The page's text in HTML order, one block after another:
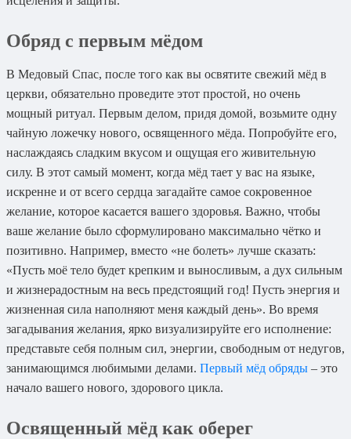
Обряд с первым мёдом
В Медовый Спас, после того как вы освятите свежий мёд в
церкви, обязательно проведите этот простой, но очень
мощный ритуал. Первым делом, придя домой, возьмите одну
чайную ложечку нового, освященного мёда. Попробуйте его,
наслаждаясь сладким вкусом и ощущая его живительную
силу. В этот самый момент, когда мёд тает у вас на языке,
искренне и от всего сердца загадайте самое сокровенное
желание, которое касается вашего здоровья. Важно, чтобы
ваше желание было сформулировано максимально чётко и
позитивно. Например, вместо «не болеть» лучше сказать:
«Пусть моё тело будет крепким и выносливым, а дух сильным
и жизнерадостным на весь предстоящий год! Пусть энергия и
жизненная сила наполняют меня каждый день». Во время
загадывания желания, ярко визуализируйте его исполнение:
представьте себя полным сил, энергии, свободным от недугов,
занимающимся любимыми делами. Первый мёд обряды – это
начало вашего нового, здорового цикла.
Освященный мёд как оберег